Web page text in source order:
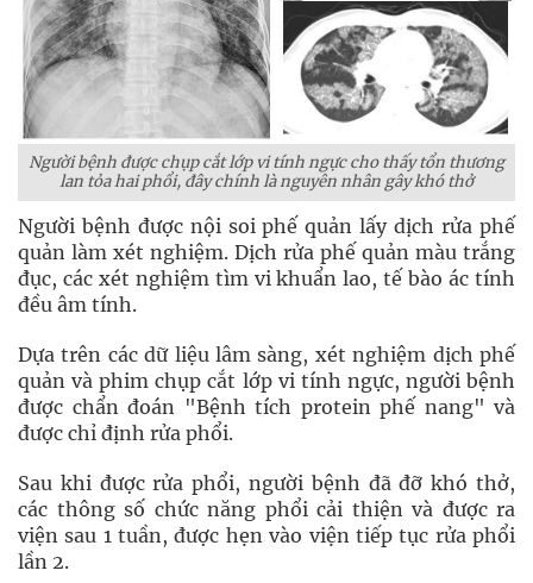
Người bệnh được chụp cắt lớp vi tính ngực cho thấy tổn thương
lan tỏa hai phổi, đây chính là nguyên nhân gây khó thở
Người bệnh được nội soi phế quản lấy dịch rửa phế
quản làm xét nghiệm. Dịch rửa phế quản màu trắng
đục, các xét nghiệm tìm vi khuẩn lao, tế bào ác tính
đều âm tính.
Dựa trên các dữ liệu lâm sàng, xét nghiệm dịch phế
quản và phim chụp cắt lớp vi tính ngực, người bệnh
được chẩn đoán "Bệnh tích protein phế nang" và
được chỉ định rửa phổi.
Sau khi được rửa phổi, người bệnh đã đỡ khó thở,
các thông số chức năng phổi cải thiện và được ra
viện sau 1 tuần, được hẹn vào viện tiếp tục rửa phổi
lần 2.